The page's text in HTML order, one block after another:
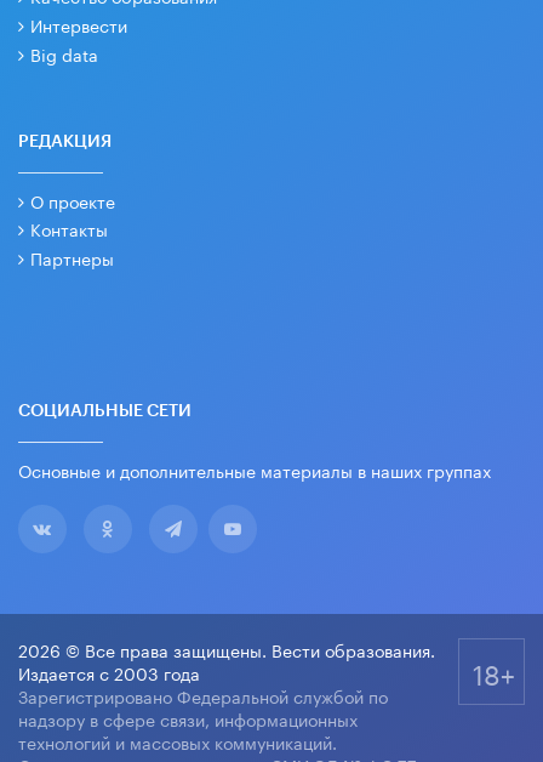
Интервести
Big data
РЕДАКЦИЯ
О проекте
Контакты
Партнеры
СОЦИАЛЬНЫЕ СЕТИ
Основные и дополнительные материалы в наших группах
2026 © Все права защищены. Вести образования.
Издается с 2003 года
Зарегистрировано Федеральной службой по
надзору в сфере связи, информационных
технологий и массовых коммуникаций.
18+